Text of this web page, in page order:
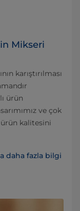
Mikseri
karıştırılması
ürün
ve çok
kalitesini
daha fazla bilgi